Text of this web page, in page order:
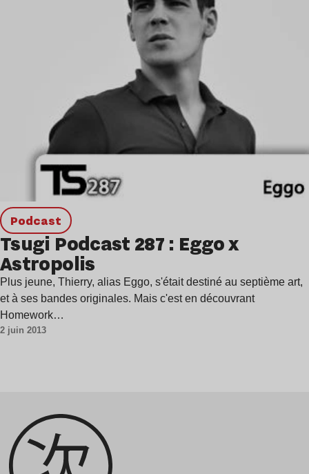
podcast
Tsugi Podcast 287 : Eggo x
Astropolis
Plus jeune, Thierry, alias Eggo, s'était destiné au septième art,
et à ses bandes originales. Mais c'est en découvrant
Homework…
2 juin 2013